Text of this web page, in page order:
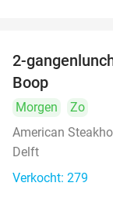
2-
Boop
Morgen
Zo
American
Delft
Verkocht: 279